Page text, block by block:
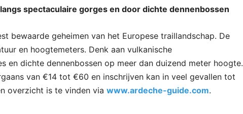
spectaculaire gorges en door dichte dennenbossen
bewaarde geheimen van het Europese traillandschap. De
en hoogtemeters. Denk aan vulkanische
en dichte dennenbossen op meer dan duizend meter hoogte.
van €14 tot €60 en inschrijven kan in veel gevallen tot
overzicht is te vinden via www.ardeche-guide.com.